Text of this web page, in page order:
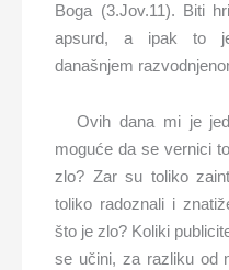
Boga (3.Jov.11). Biti
apsurd, a ipak to je
današnjem
Ovih dana mi je
moguće da se vernici
zlo? Zar su toliko
toliko radoznali i
što je zlo? Koliki
se učini, za razliku od